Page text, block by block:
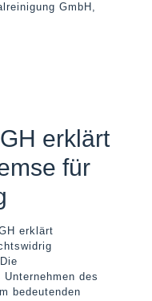
GmbH,
erklärt
für
erklärt
des
bedeutenden